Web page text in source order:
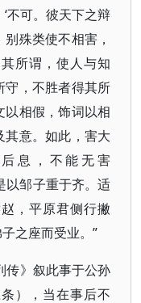
不可。彼天下之辩
殊类使不相害，
所谓，使人与知
守，不胜者得其所
相假，饰词以相
意。如此，害大
息，不能无害
以邹子重于齐。适
，平原君侧行撇
之座而受业。”
传》叙此事于公孙
），当在事后不